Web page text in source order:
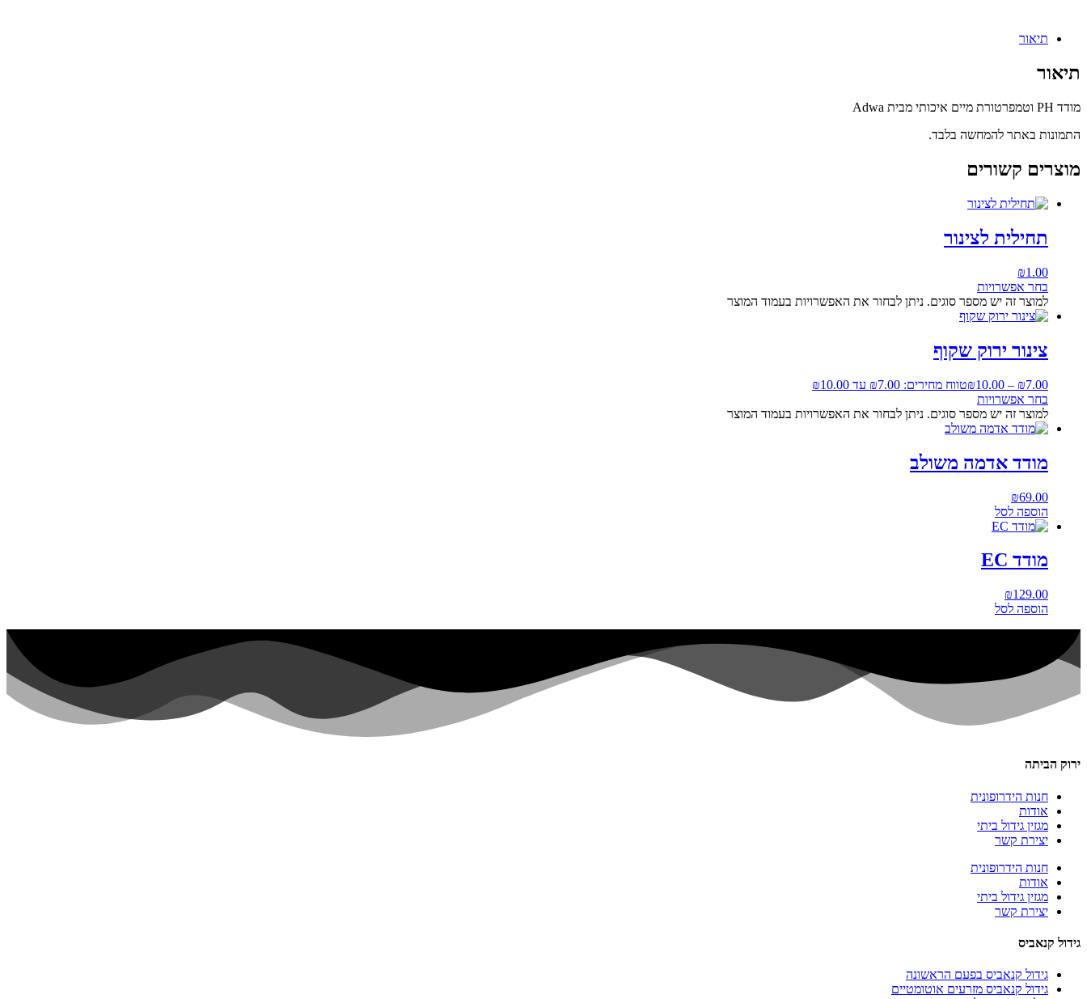
תיאור
תיאור
מודד PH וטמפרטורת מיים איכותי מבית Adwa
התמונות באתר להמחשה בלבד.
מוצרים קשורים
תחילית לצינור
₪1.00
בחר אפשרויות
למוצר זה יש מספר סוגים. ניתן לבחור את האפשרויות בעמוד המוצר
צינור ירוק שקוף
₪7.00
–
₪10.00
טווח מחירים: ⁦₪7.00⁩ עד ⁦₪10.00⁩
בחר אפשרויות
למוצר זה יש מספר סוגים. ניתן לבחור את האפשרויות בעמוד המוצר
מודד אדמה משולב
₪69.00
הוספה לסל
מודד EC
₪129.00
הוספה לסל
ירוק הביתה
חנות הידרופונית
אודות
מגזין גידול ביתי
יצירת קשר
חנות הידרופונית
אודות
מגזין גידול ביתי
יצירת קשר
גידול קנאביס
גידול קנאביס בפעם הראשונה
גידול קנאביס מזרעים אוטומטיים